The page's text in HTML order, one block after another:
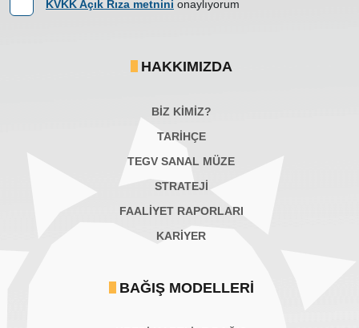
KVKK Açık Rıza metnini onaylıyorum
HAKKIMIZDA
BİZ KİMİZ?
TARİHÇE
TEGV SANAL MÜZE
STRATEJİ
FAALİYET RAPORLARI
KARIYER
BAĞIŞ MODELLERI